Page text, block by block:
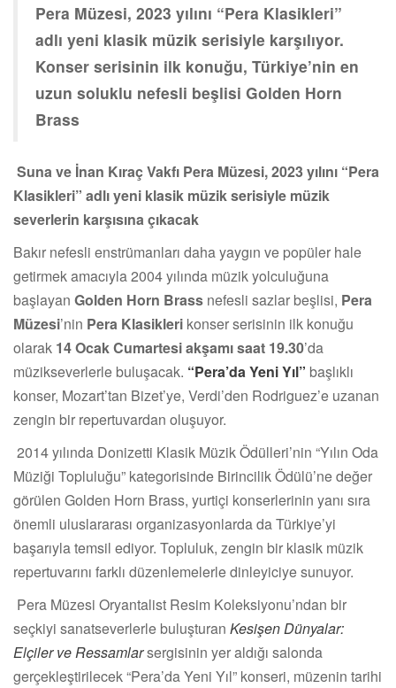
Pera Müzesi, 2023 yılını “Pera Klasikleri”
adlı yeni klasik müzik serisiyle karşılıyor.
Konser serisinin ilk konuğu, Türkiye’nin en
uzun soluklu nefesli beşlisi Golden Horn
Brass
Suna ve İnan Kıraç Vakfı Pera Müzesi, 2023 yılını “Pera
Klasikleri” adlı yeni klasik müzik serisiyle müzik
severlerin karşısına çıkacak
Bakır nefesli enstrümanları daha yaygın ve popüler hale
getirmek amacıyla 2004 yılında müzik yolculuğuna
başlayan Golden Horn Brass nefesli sazlar beşlisi, Pera
Müzesi’nin Pera Klasikleri konser serisinin ilk konuğu
olarak 14 Ocak Cumartesi akşamı saat 19.30’da
müzikseverlerle buluşacak. “Pera’da Yeni Yıl” başlıklı
konser, Mozart’tan Bizet’ye, Verdi’den Rodriguez’e uzanan
zengin bir repertuvardan oluşuyor.
2014 yılında Donizetti Klasik Müzik Ödülleri’nin “Yılın Oda
Müziği Topluluğu” kategorisinde Birincilik Ödülü’ne değer
görülen Golden Horn Brass, yurtiçi konserlerinin yanı sıra
önemli uluslararası organizasyonlarda da Türkiye’yi
başarıyla temsil ediyor. Topluluk, zengin bir klasik müzik
repertuvarını farklı düzenlemelerle dinleyiciye sunuyor.
Pera Müzesi Oryantalist Resim Koleksiyonu’ndan bir
seçkiyi sanatseverlerle buluşturan Kesişen Dünyalar:
Elçiler ve Ressamlarsergisinin yer aldığı salonda
gerçekleştirilecek “Pera’da Yeni Yıl” konseri, müzenin tarihi